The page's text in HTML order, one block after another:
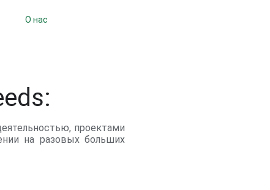
О нас
проектами
на разовых больших